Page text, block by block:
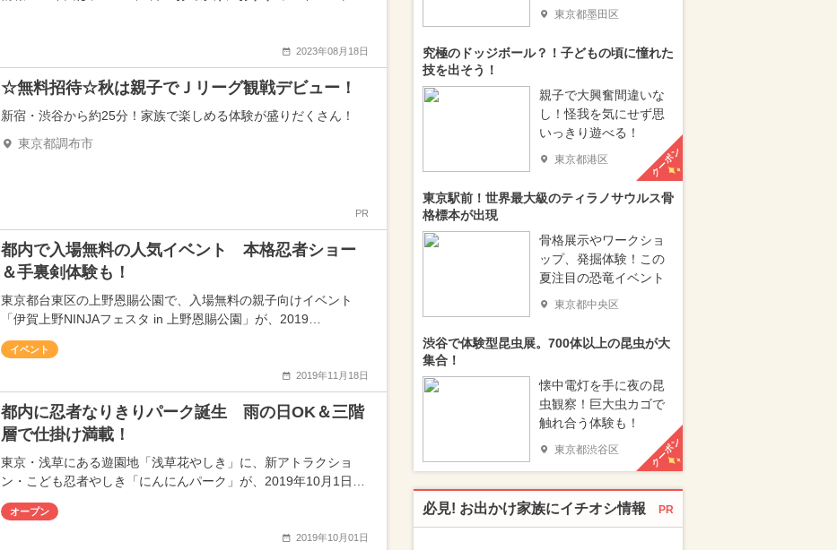
2023年08月18日
☆無料招待☆秋は親子でＪリーグ観戦デビュー！
新宿・渋谷から約25分！家族で楽しめる体験が盛りだくさん！
東京都調布市
PR
都内で入場無料の人気イベント 本格忍者ショー
＆手裏剣体験も！
東京都台東区の上野恩賜公園で、入場無料の親子向けイベント
「伊賀上野NINJAフェスタ in 上野恩賜公園」が、2019…
イベント
2019年11月18日
都内に忍者なりきりパーク誕生 雨の日OK＆三階
層で仕掛け満載！
東京・浅草にある遊園地「浅草花やしき」に、新アトラクショ
ン・こども忍者やしき「にんにんパーク」が、2019年10月1日…
オープン
2019年10月01日
東京都墨田区
究極のドッジボール？！子どもの頃に憧れた
技を出そう！
親子で大興奮間違いな
し！怪我を気にせず思
いっきり遊べる！
東京都港区 クーポン
東京駅前！世界最大級のティラノサウルス骨
格標本が出現
骨格展示やワークショ
ップ、発掘体験！この
夏注目の恐竜イベント
東京都中央区
渋谷で体験型昆虫展。700体以上の昆虫が大
集合！
懐中電灯を手に夜の昆
虫観察！巨大虫カゴで
触れ合う体験も！
東京都渋谷区 クーポン
必見! お出かけ家族にイチオシ情報 PR